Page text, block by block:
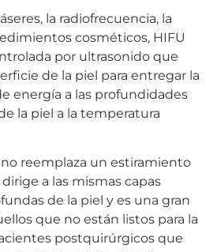
la radiofrecuencia, la
cosméticos, HIFU
por ultrasonido que
de la piel para entregar la
energía a las profundidades
la piel a la temperatura
reemplaza un estiramiento
a las mismas capas
de la piel y es una gran
que no están listos para la
postquirúrgicos que